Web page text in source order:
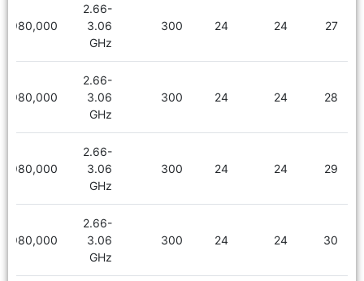
27
24
24
300
2.66-
3.06
GHz
1,980,000
28
24
24
300
2.66-
3.06
GHz
1,980,000
29
24
24
300
2.66-
3.06
GHz
1,980,000
30
24
24
300
2.66-
3.06
GHz
1,980,000